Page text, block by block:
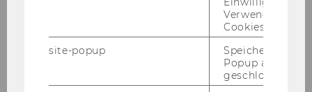
pu­ni­ti­ve sen­tence (pu­ni­ti­ve man­da­te) or ter­mi­
na­te the pro­cee­dings wit­hout pu­nish­ment.
If on the other hand, the in­ves­ti­ga­ti­on is not
com­ple­ted, they have to in­ves­ti­ga­te the ob­jec­
tion fur­ther and then con­clu­de the final re­sults,
Verwendung von
Cookies.
site-popup
Speichert ob ein
Popup
geschlossen